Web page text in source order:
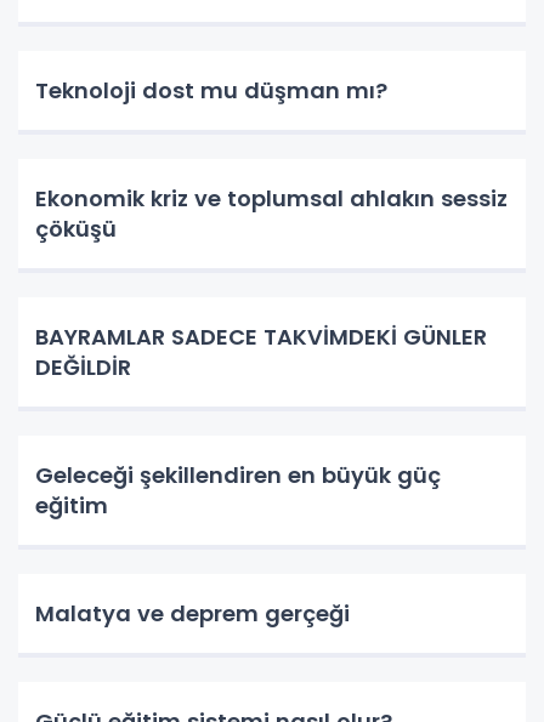
Teknoloji dost mu düşman mı?
Ekonomik kriz ve toplumsal ahlakın sessiz
çöküşü
BAYRAMLAR SADECE TAKVİMDEKİ GÜNLER
DEĞİLDİR
Geleceği şekillendiren en büyük güç
eğitim
Malatya ve deprem gerçeği